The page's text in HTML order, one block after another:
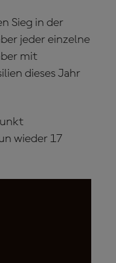
Sieg in der
jeder einzelne
mit
dieses Jahr
wieder 17